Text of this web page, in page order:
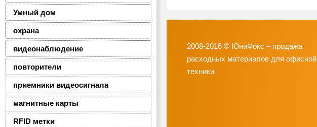
Умный дом
охрана
видеонаблюдение
повторители
приемники видеосигнала
магнитные карты
RFID метки
2008-2016 © ЮниФокс – продажа
расходных материалов для офисной
техники